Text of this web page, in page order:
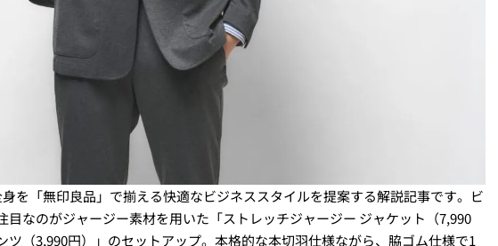
を「無印良品」で揃える快適なビジネススタイルを提案する解説記事です。ビ
目なのがジャージー素材を用いた「ストレッチジャージー ジャケット（7,990
ツ（3,990円）」のセットアップ。本格的な本切羽仕様ながら、脇ゴム仕様で1